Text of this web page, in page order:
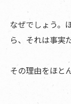
なぜでしょう。
ら、それは事実
その理由をほと